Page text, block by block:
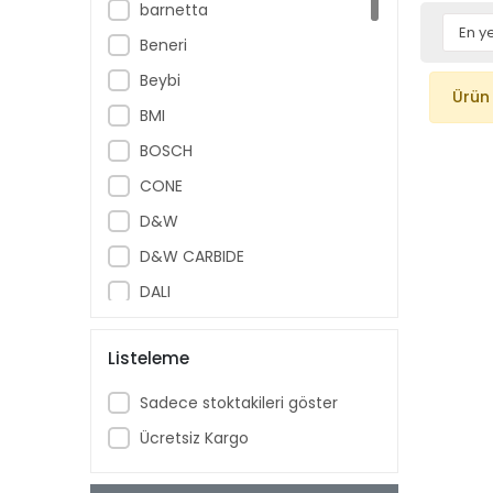
barnetta
Beneri
Beybi
BMI
BOSCH
CONE
D&W
D&W CARBIDE
DALI
DW
DWCarbide
DWMachinery
Listeleme
Sadece stoktakileri göster
Ücretsiz Kargo